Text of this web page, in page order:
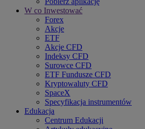
W co Inwestować
Forex
Akcje
ETF
Akcje CFD
Indeksy CFD
Surowce CFD
ETF Fundusze CFD
Kryptowaluty CFD
SpaceX
Specyfikacja instrumentów
Edukacja
Centrum Edukacji